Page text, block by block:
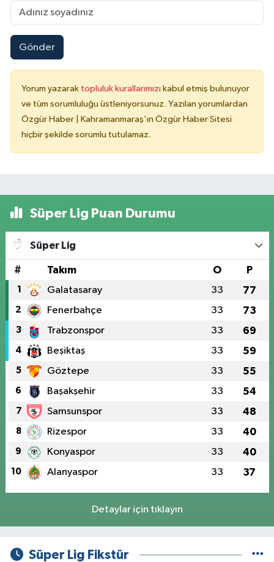
Gönder
Yorum yazarak topluluk kurallarımızı kabul etmiş bulunuyor
ve tüm sorumluluğu üstleniyorsunuz. Yazılan yorumlardan
Özgür Haber | Kahramanmaraş'ın Özgür Haber Sitesi
hiçbir şekilde sorumlu tutulamaz.
Süper Lig Puan Durumu
Süper Lig
# Takım O P
1 Galatasaray 33 77
2 Fenerbahçe 33 73
3 Trabzonspor 33 69
4 Beşiktaş 33 59
5 Göztepe 33 55
6 Başakşehir 33 54
7 Samsunspor 33 48
8 Rizespor 33 40
9 Konyaspor 33 40
10 Alanyaspor 33 37
Detaylar için tıklayın
Süper Lig Fikstür